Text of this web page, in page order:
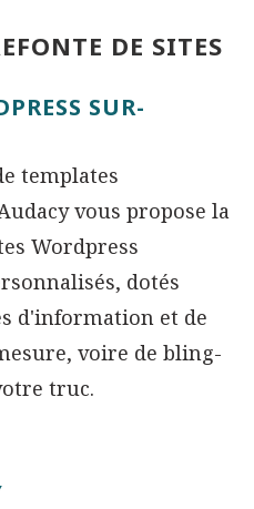
DE SITES
SUR-
templates
vous propose la
Wordpress
dotés
d'information et de
voire de bling-
truc.